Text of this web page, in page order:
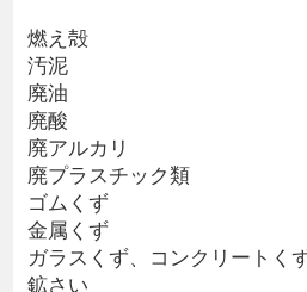
燃え殻
汚泥
廃油
廃酸
廃アルカリ
廃プラスチック類
ゴムくず
金属くず
ガラスくず、コンクリートく
鉱さい